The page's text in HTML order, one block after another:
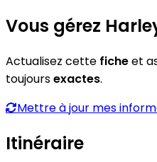
Vous gérez
Actualisez cette ficheet
toujoursexactes.
Mettre à jour mes
Itinéraire